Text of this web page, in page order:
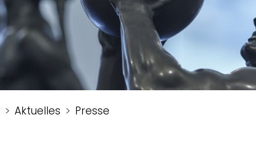
Aktuelles Presse